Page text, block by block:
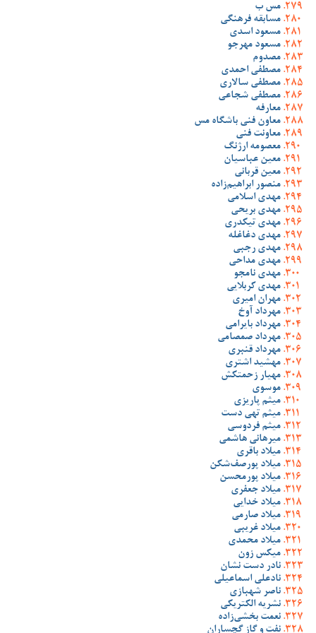
مس ب
مسابقه فرهنگی
مسعود اسدی
مسعود مهرجو
مصدوم
مصطفی احمدی
مصطفی سالاری
مصطفی شجاعی
معارفه
معاون فنی باشگاه مس
معاونت فنی
معصومه ارژنگ
معین عباسیان
معین قربانی
منصور ابراهیم‌زاده
مهدی اسلامی
مهدی بریحی
مهدی تیکدری
مهدی دغاغله
مهدی رجبی
مهدی مداحی
مهدی نامجو
مهدی کربلایی
مهران امیری
مهرداد آوخ
مهرداد بایرامی
مهرداد صمصامی
مهرداد قنبری
مهشید اشتری
مهیار زحمتکش
موسوی
میثم پاریزی
میثم تهی دست
میثم فردوسی
میرهانی هاشمی
میلاد باقری
میلاد پورصف‌شکن
میلاد پورمحسن
میلاد جعفری
میلاد خدایی
میلاد صارمی
میلاد غریبی
میلاد محمدی
میکس زون
نادر دست نشان
نادعلی اسماعیلی
ناصر شهبازی
نشریه الکتریکی
نعمت بخشی‌زاده
نفت و گاز گچساران